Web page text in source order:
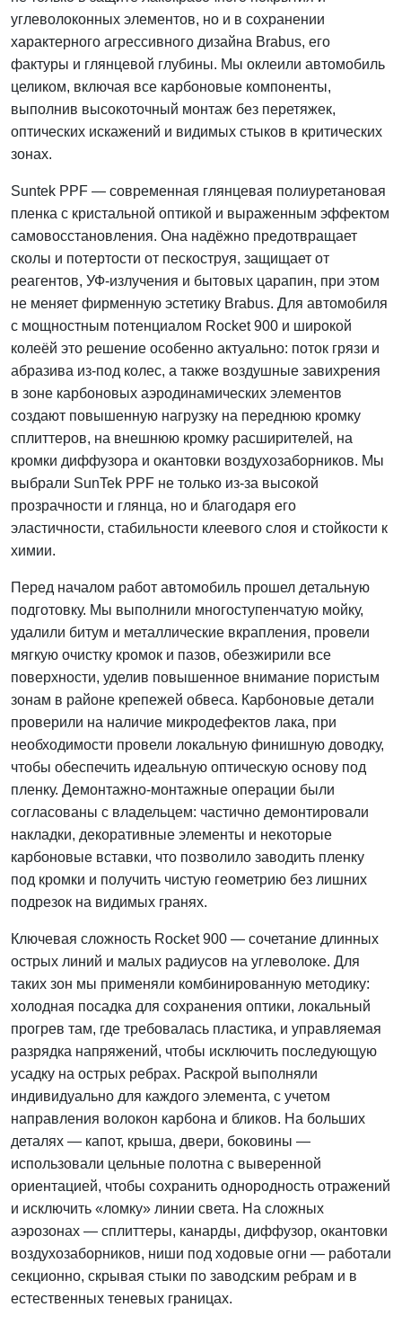
углеволоконных элементов, но и в сохранении
характерного агрессивного дизайна Brabus, его
фактуры и глянцевой глубины. Мы оклеили автомобиль
целиком, включая все карбоновые компоненты,
выполнив высокоточный монтаж без перетяжек,
оптических искажений и видимых стыков в критических
зонах.
Suntek PPF — современная глянцевая полиуретановая
пленка с кристальной оптикой и выраженным эффектом
самовосстановления. Она надёжно предотвращает
сколы и потертости от пескоструя, защищает от
реагентов, УФ‑излучения и бытовых царапин, при этом
не меняет фирменную эстетику Brabus. Для автомобиля
с мощностным потенциалом Rocket 900 и широкой
колеёй это решение особенно актуально: поток грязи и
абразива из-под колес, а также воздушные завихрения
в зоне карбоновых аэродинамических элементов
создают повышенную нагрузку на переднюю кромку
сплиттеров, на внешнюю кромку расширителей, на
кромки диффузора и окантовки воздухозаборников. Мы
выбрали SunTek PPF не только из-за высокой
прозрачности и глянца, но и благодаря его
эластичности, стабильности клеевого слоя и стойкости к
химии.
Перед началом работ автомобиль прошел детальную
подготовку. Мы выполнили многоступенчатую мойку,
удалили битум и металлические вкрапления, провели
мягкую очистку кромок и пазов, обезжирили все
поверхности, уделив повышенное внимание пористым
зонам в районе крепежей обвеса. Карбоновые детали
проверили на наличие микродефектов лака, при
необходимости провели локальную финишную доводку,
чтобы обеспечить идеальную оптическую основу под
пленку. Демонтажно-монтажные операции были
согласованы с владельцем: частично демонтировали
накладки, декоративные элементы и некоторые
карбоновые вставки, что позволило заводить пленку
под кромки и получить чистую геометрию без лишних
подрезок на видимых гранях.
Ключевая сложность Rocket 900 — сочетание длинных
острых линий и малых радиусов на углеволоке. Для
таких зон мы применяли комбинированную методику:
холодная посадка для сохранения оптики, локальный
прогрев там, где требовалась пластика, и управляемая
разрядка напряжений, чтобы исключить последующую
усадку на острых ребрах. Раскрой выполняли
индивидуально для каждого элемента, с учетом
направления волокон карбона и бликов. На больших
деталях — капот, крыша, двери, боковины —
использовали цельные полотна с выверенной
ориентацией, чтобы сохранить однородность отражений
и исключить «ломку» линии света. На сложных
аэрозонах — сплиттеры, канарды, диффузор, окантовки
воздухозаборников, ниши под ходовые огни — работали
секционно, скрывая стыки по заводским ребрам и в
естественных теневых границах.